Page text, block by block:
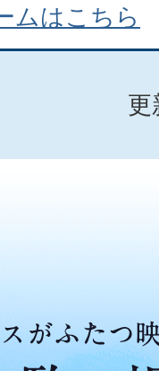
ムはこちら
更